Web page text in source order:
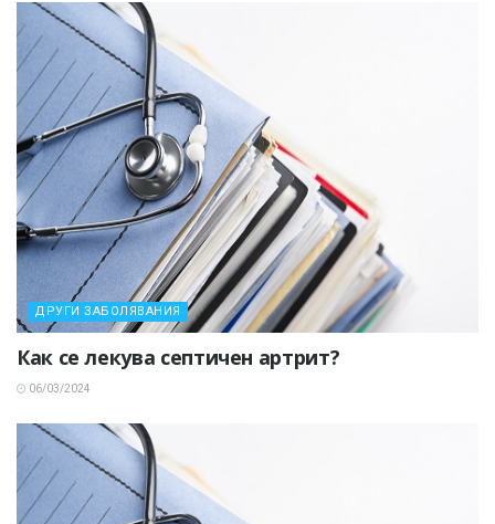
ДРУГИ ЗАБОЛЯВАНИЯ
Как се лекува септичен артрит?
06/03/2024